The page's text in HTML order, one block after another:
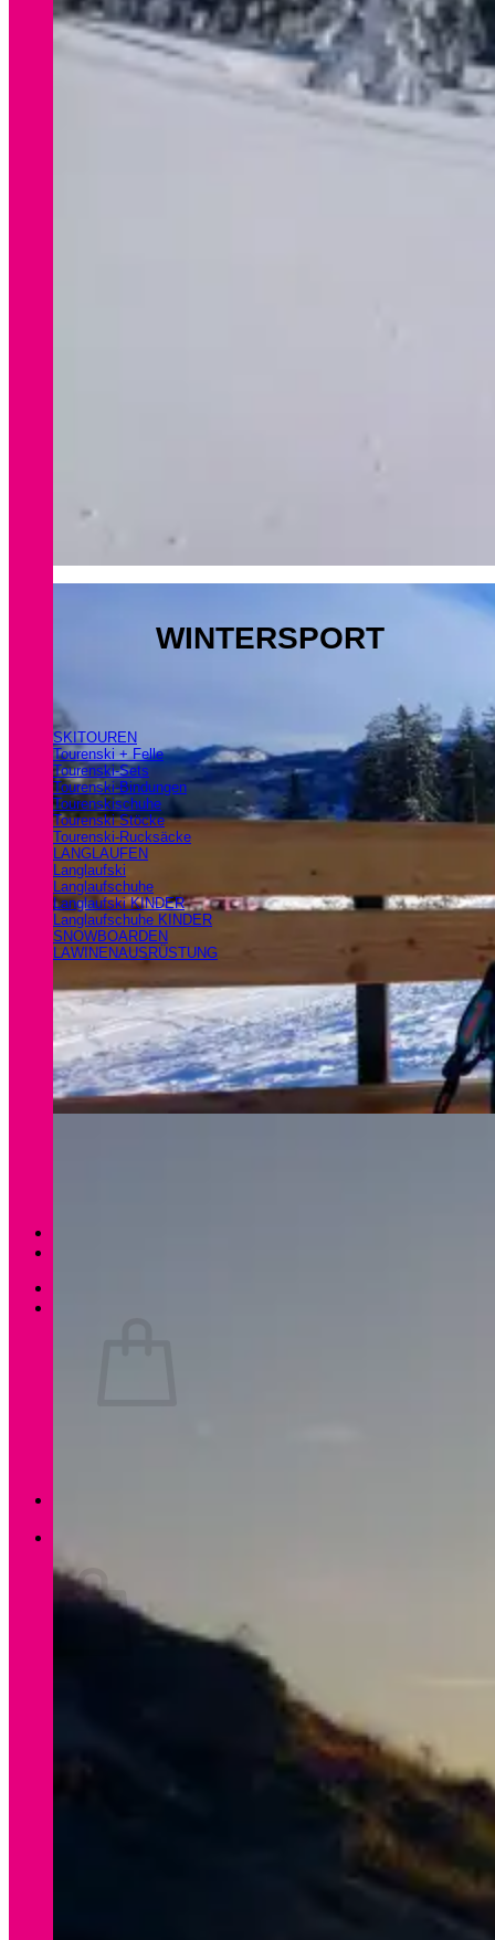
WINTER
Es befinden sich keine Produkte im Warenkorb.
WINTERSPORT
SKITOUREN
Tourenski + Felle
Tourenski-Sets
Tourenski-Bindungen
Tourenskischuhe
Tourenski Stöcke
Tourenski-Rucksäcke
LANGLAUFEN
Langlaufski
Langlaufschuhe
Langlaufski KINDER
Langlaufschuhe KINDER
SNOWBOARDEN
LAWINENAUSRÜSTUNG